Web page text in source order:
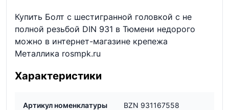
Купить Болт с шестигранной головкой с не
полной резьбой DIN 931 в Тюмени недорого
можно в интернет-магазине крепежа
Металлика rosmpk.ru
Характеристики
Артикул номенклатуры BZN 931167558